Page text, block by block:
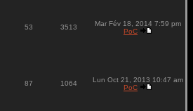
53 3513
Mar Fév 18, 2014 7:59 pm
PoC
87 1064
Lun Oct 21, 2013 10:47 am
PoC